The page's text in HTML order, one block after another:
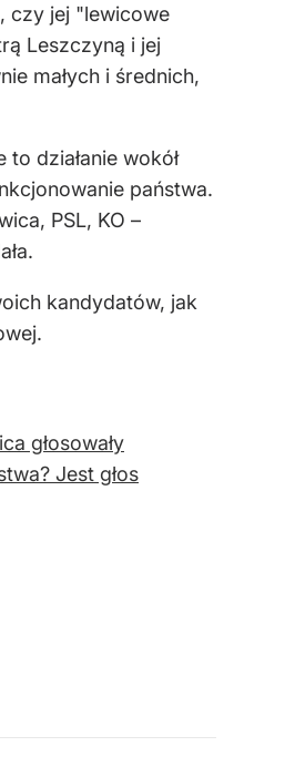
czy jej "lewicowe
Leszczyną i jej
małych i średnich,
działanie wokół
państwa.
PSL, KO –
kandydatów, jak
głosowały
Jest głos